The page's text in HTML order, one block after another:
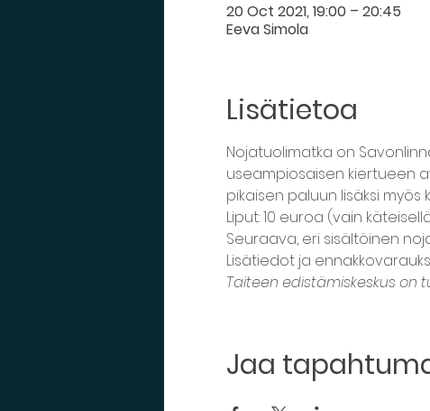
20 Oct 2021, 19:00 – 20:45
Eeva Simola
Lisätietoa
Nojatuolimatka on
useampiosaisen kiertueen
pikaisen paluun lisäksi
Liput: 10 euroa (vain
Seuraava, eri sisältöinen
Lisätiedot ja
Taiteen edistämiskeskus on
Jaa